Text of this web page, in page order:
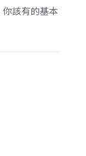
該有的基本